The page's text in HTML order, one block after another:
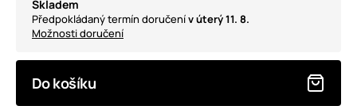
Skladem
Předpokládaný termín doručenív úterý 11. 8.
Možnosti doručení
Do košíku